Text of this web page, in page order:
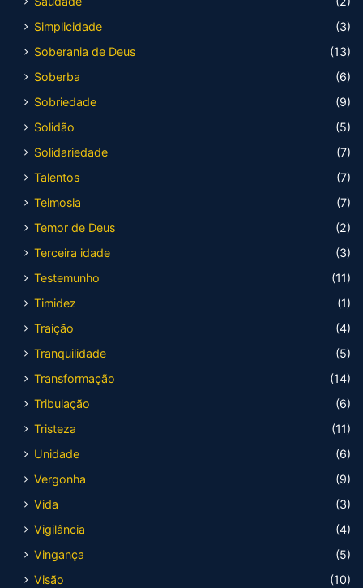
Simplicidade
(3)
Soberania de Deus
(13)
Soberba
(6)
Sobriedade
(9)
Solidão
(5)
Solidariedade
(7)
Talentos
(7)
Teimosia
(7)
Temor de Deus
(2)
Terceira idade
(3)
Testemunho
(11)
Timidez
(1)
Traição
(4)
Tranquilidade
(5)
Transformação
(14)
Tribulação
(6)
Tristeza
(11)
Unidade
(6)
Vergonha
(9)
Vida
(3)
Vigilância
(4)
Vingança
(5)
Visão
(10)